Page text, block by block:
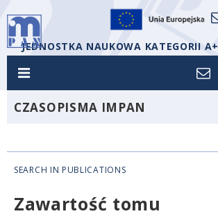
JEDNOSTKA NAUKOWA KATEGORII A+
CZASOPISMA IMPAN
SEARCH IN PUBLICATIONS
Zawartość tomu